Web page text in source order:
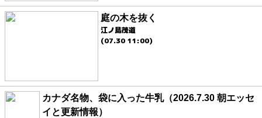
庭の木を抜く
江ノ島茂道
(07.30 11:00)
カナダ名物、袋に入った牛乳（2026.7.30 朝エッセ
イと更新情報）